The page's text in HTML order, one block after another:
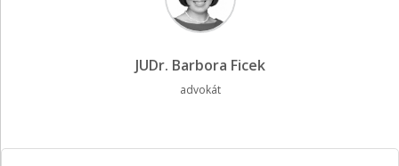
JUDr. Barbora Ficek
advokát